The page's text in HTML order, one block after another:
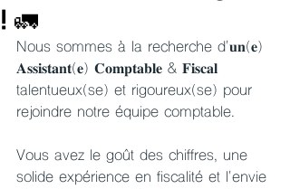
! 🚛
Nous sommes à la recherche d'𝐮𝐧(𝐞)
𝐀𝐬𝐬𝐢𝐬𝐭𝐚𝐧𝐭(𝐞) 𝐂𝐨𝐦𝐩𝐭𝐚𝐛𝐥𝐞 & 𝐅𝐢𝐬𝐜𝐚𝐥
talentueux(se) et rigoureux(se) pour
rejoindre notre équipe comptable.
Vous avez le goût des chiffres, une
solide expérience en fiscalité et l'envie